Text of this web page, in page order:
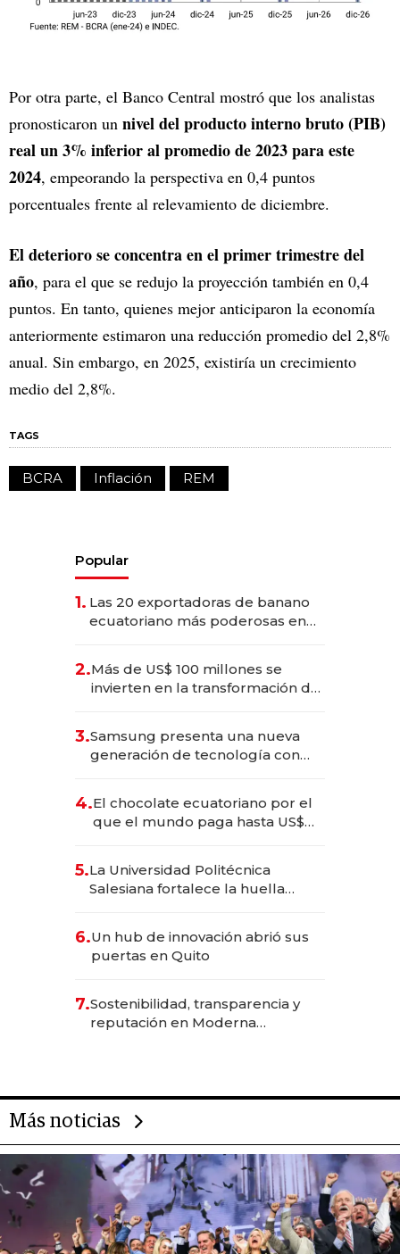
Por otra parte, el Banco Central mostró que los analistas
pronosticaron un nivel del producto interno bruto (PIB)
real un 3% inferior al promedio de 2023 para este
2024, empeorando la perspectiva en 0,4 puntos
porcentuales frente al relevamiento de diciembre.
El deterioro se concentra en el primer trimestre del
año, para el que se redujo la proyección también en 0,4
puntos. En tanto, quienes mejor anticiparon la economía
anteriormente estimaron una reducción promedio del 2,8%
anual. Sin embargo, en 2025, existiría un crecimiento
medio del 2,8%.
TAGS
BCRA Inflación REM
Popular
1. Las 20 exportadoras de banano
ecuatoriano más poderosas en
2.Más de US$ 100 millones se
invierten en la transformación de
3.Samsung presenta una nueva
generación de tecnología con
4.El chocolate ecuatoriano por el
que el mundo paga hasta US$
5.La Universidad Politécnica
Salesiana fortalece la huella
6.Un hub de innovación abrió sus
puertas en Quito
7.Sostenibilidad, transparencia y
reputación en Moderna
Más noticias